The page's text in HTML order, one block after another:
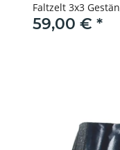
Faltzelt 3x3
59,00 € *